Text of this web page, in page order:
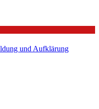
und Aufklärung